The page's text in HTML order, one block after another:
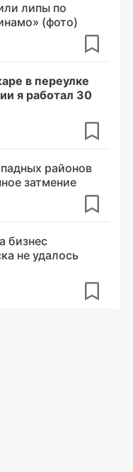
липы по
(фото)
в переулке
я работал 30
районов
затмение
бизнес
не удалось